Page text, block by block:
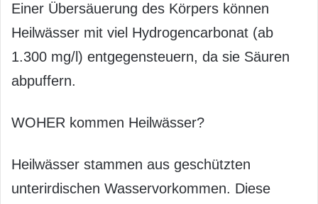
Einer Übersäuerung des Körpers können
Heilwässer mit viel Hydrogencarbonat (ab
1.300 mg/l) entgegensteuern, da sie Säuren
abpuffern.
WOHER kommen Heilwässer?
Heilwässer stammen aus geschützten
unterirdischen Wasservorkommen. Diese